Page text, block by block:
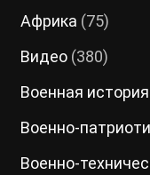
Африка (75)
Видео(380)
Военная история
Военно-
Военно-